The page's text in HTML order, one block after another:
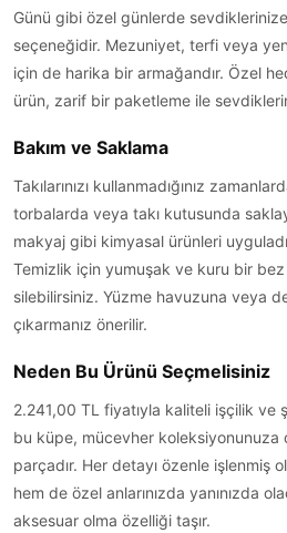
Günü gibi özel günlerde
seçeneğidir. Mezuniyet, terfi veya
için de harika bir armağandır. Özel
ürün, zarif bir paketleme ile
Bakım ve Saklama
Takılarınızı kullanmadığınız
torbalarda veya takı kutusunda
makyaj gibi kimyasal ürünleri
Temizlik için yumuşak ve kuru bir
silebilirsiniz. Yüzme havuzuna veya
çıkarmanız önerilir.
Neden Bu Ürünü Seçmelisiniz
2.241,00 TL fiyatıyla kaliteli işçilik ve
bu küpe, mücevher
parçadır. Her detayı özenle işlenmiş
hem de özel anlarınızda yanınızda
aksesuar olma özelliği taşır.